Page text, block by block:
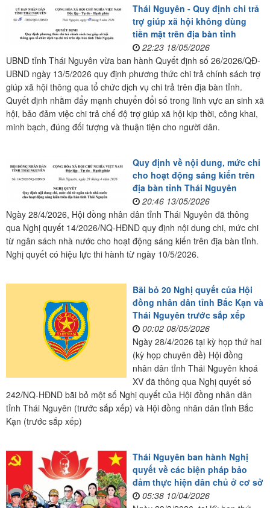
Thái Nguyên - Quy định chi trả
trợ giúp xã hội không dùng
tiền mặt trên địa bàn tỉnh
22:23 18/05/2026
UBND tỉnh Thái Nguyên vừa ban hành Quyết định số 26/2026/QĐ-
UBND ngày 13/5/2026 quy định phương thức chi trả chính sách trợ
giúp xã hội thông qua tổ chức dịch vụ chi trả trên địa bàn tỉnh.
Quyết định nhằm đẩy mạnh chuyển đổi số trong lĩnh vực an sinh xã
hội, bảo đảm việc chi trả chế độ trợ giúp xã hội kịp thời, công khai,
minh bạch, đúng đối tượng và thuận tiện cho người dân.
Quy định về nội dung, mức chi
cho hoạt động sáng kiến trên
địa bàn tỉnh Thái Nguyên
20:46 13/05/2026
Ngày 28/4/2026, Hội đồng nhân dân tỉnh Thái Nguyên đã thông
qua Nghị quyết 14/2026/NQ-HĐND quy định nội dung chi, mức chi
từ ngân sách nhà nước cho hoạt động sáng kiến trên địa bàn tỉnh.
Nghị quyết có hiệu lực thi hành từ ngày 10/5/2026.
Bãi bỏ 20 Nghị quyết của Hội
đồng nhân dân tỉnh Bắc Kạn và
Thái Nguyên trước sắp xếp
00:02 08/05/2026
Ngày 28/4/2026 tại kỳ họp thứ hai
(kỳ họp chuyên đề) Hội đồng
nhân dân tỉnh Thái Nguyên khoá
XV đã thông qua Nghị quyết số
242/NQ-HĐND bãi bỏ một số Nghị quyết của Hội đồng nhân dân
tỉnh Thái Nguyên (trước sắp xếp) và Hội đồng nhân dân tỉnh Bắc
Kạn (trước sắp xếp)
Thái Nguyên ban hành Nghị
quyết về các biện pháp bảo
đảm thực hiện dân chủ ở cơ sở
05:38 10/04/2026